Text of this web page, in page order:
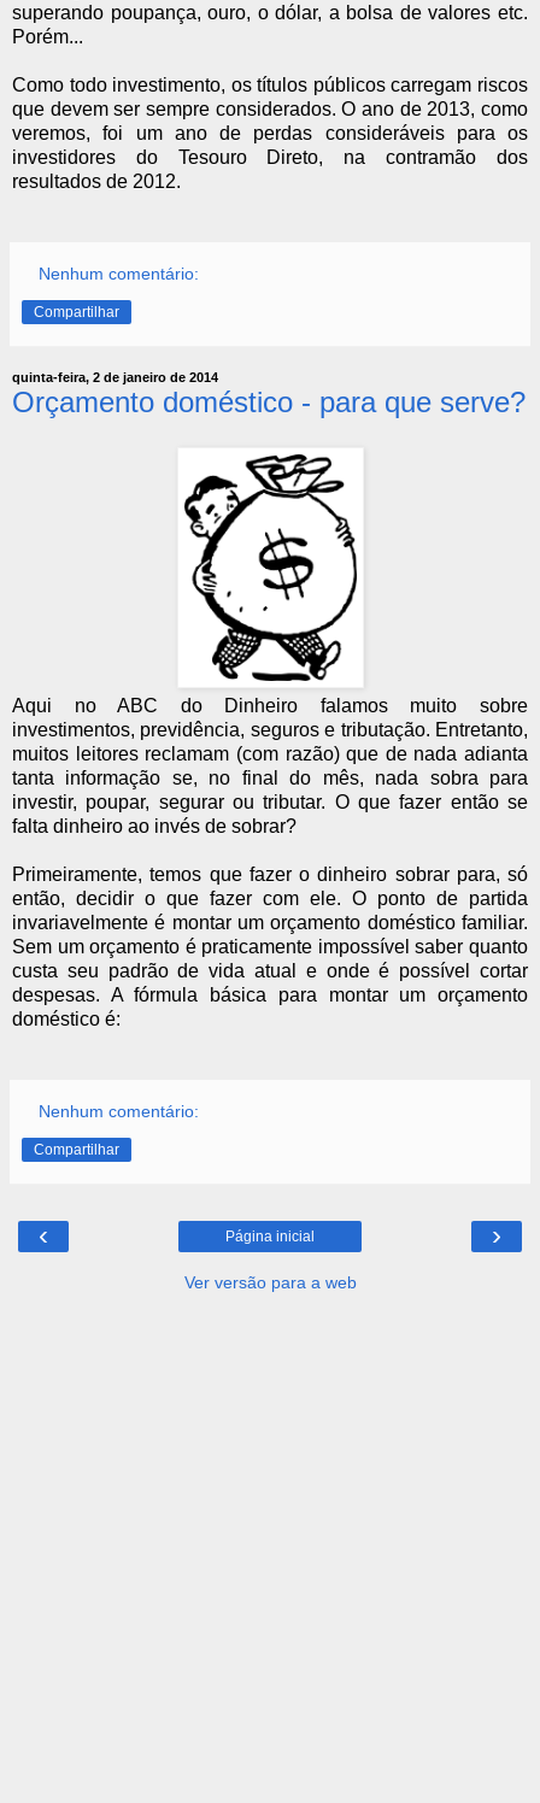
superando poupança, ouro, o dólar, a bolsa de valores etc.
Porém...
Como todo investimento, os títulos públicos carregam riscos
que devem ser sempre considerados. O ano de 2013, como
veremos, foi um ano de perdas consideráveis para os
investidores do Tesouro Direto, na contramão dos
resultados de 2012.
Nenhum comentário:
Compartilhar
quinta-feira, 2 de janeiro de 2014
Orçamento doméstico - para que serve?
Aqui no ABC do Dinheiro falamos muito sobre
investimentos, previdência, seguros e tributação. Entretanto,
muitos leitores reclamam (com razão) que de nada adianta
tanta informação se, no final do mês, nada sobra para
investir, poupar, segurar ou tributar. O que fazer então se
falta dinheiro ao invés de sobrar?
Primeiramente, temos que fazer o dinheiro sobrar para, só
então, decidir o que fazer com ele. O ponto de partida
invariavelmente é montar um orçamento doméstico familiar.
Sem um orçamento é praticamente impossível saber quanto
custa seu padrão de vida atual e onde é possível cortar
despesas. A fórmula básica para montar um orçamento
doméstico é:
Nenhum comentário:
Compartilhar
‹ ›
Página inicial
Ver versão para a web